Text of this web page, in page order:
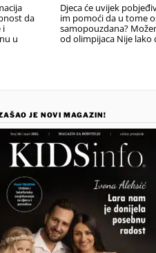
da
i
u
Djeca će uvijek
im pomoći da u tome
samopouzdana?
od olimpijaca Nije lako
JE NOVI MAGAZIN!